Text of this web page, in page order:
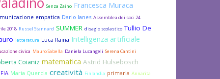
Senza Zaino Francesca Muraca
empatica Dario Ianes Assemblea dei soci 24
2018 Russel Stannard SUMMER disagio scolastico Tullio De
letteratura Luca Raina Intelligenza artificiale
civica Mauro Sabella Daniela Lucangeli Serena Cantini
Coianiz matematica Astrid Hulsebosch
Maria Quercia creatività Finlandia primaria Annarita